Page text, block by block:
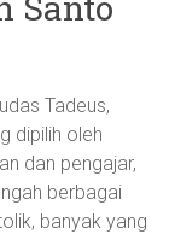
Tadeus,
dipilih oleh
dan pengajar,
berbagai
banyak yang